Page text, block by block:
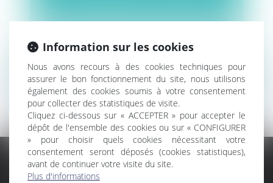
Actualités du
cabinet
Information sur les cookies
Nous avons recours à des cookies techniques pour
assurer le bon fonctionnement du site, nous utilisons
également des cookies soumis à votre consentement
pour collecter des statistiques de visite.
Cliquez ci-dessous sur « ACCEPTER » pour accepter le
dépôt de l'ensemble des cookies ou sur « CONFIGURER
» pour choisir quels cookies nécessitant votre
consentement seront déposés (cookies statistiques),
avant de continuer votre visite du site.
Plus d'informations